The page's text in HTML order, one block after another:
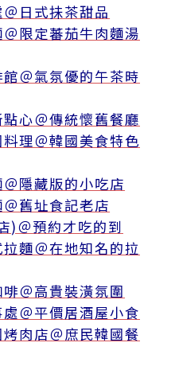
日式抺茶甜品
限定蕃茄牛肉麵湯
＠氣氛優的午茶時
心＠傳統懷舊餐廳
理＠韓國美食特色
隱藏版的小吃店
舊址食記老店
)＠預約才吃的到
麵＠在地知名的拉
＠高貴裝潢氛圍
＠平價居酒屋小食
肉店＠庶民韓國餐